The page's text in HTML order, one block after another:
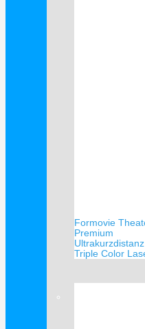
Formovie
Premium
Triple Color